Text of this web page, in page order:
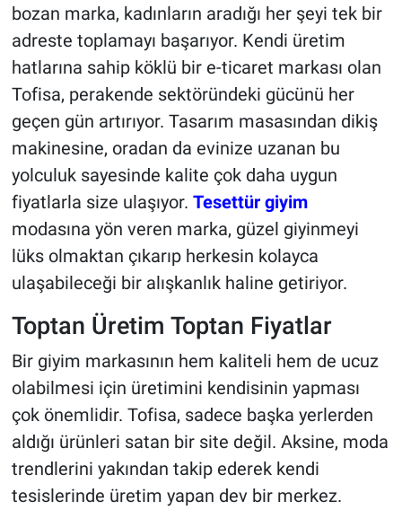
bozan marka, kadınların aradığı her şeyi tek bir
adreste toplamayı başarıyor. Kendi üretim
hatlarına sahip köklü bir e-ticaret markası olan
Tofisa, perakende sektöründeki gücünü her
geçen gün artırıyor. Tasarım masasından dikiş
makinesine, oradan da evinize uzanan bu
yolculuk sayesinde kalite çok daha uygun
fiyatlarla size ulaşıyor. Tesettür giyim
modasına yön veren marka, güzel giyinmeyi
lüks olmaktan çıkarıp herkesin kolayca
ulaşabileceği bir alışkanlık haline getiriyor.
Toptan Üretim Toptan Fiyatlar
Bir giyim markasının hem kaliteli hem de ucuz
olabilmesi için üretimini kendisinin yapması
çok önemlidir. Tofisa, sadece başka yerlerden
aldığı ürünleri satan bir site değil. Aksine, moda
trendlerini yakından takip ederek kendi
tesislerinde üretim yapan dev bir merkez.